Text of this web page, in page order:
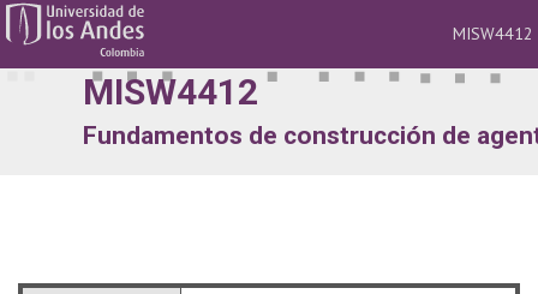
MISW4412
MISW4412
Fundamentos de construcción de